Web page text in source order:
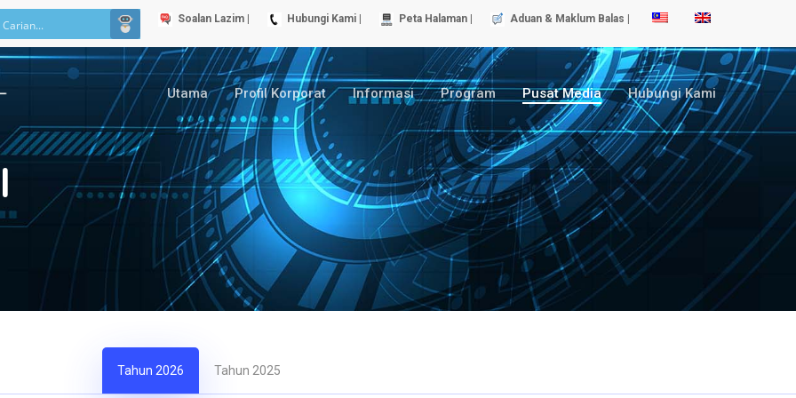
Soalan Lazim | Hubungi Kami | Peta Halaman | Aduan & Maklum Balas |
Utama Profil Korporat Informasi Program Pusat Media Hubungi Kami
Tahun 2026 Tahun 2025